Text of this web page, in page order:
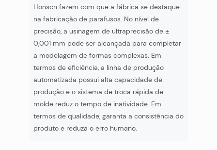
Honscn fazem com que a fábrica se destaque
na fabricação de parafusos. No nível de
precisão, a usinagem de ultraprecisão de ±
0,001 mm pode ser alcançada para completar
a modelagem de formas complexas. Em
termos de eficiência, a linha de produção
automatizada possui alta capacidade de
produção e o sistema de troca rápida de
molde reduz o tempo de inatividade. Em
termos de qualidade, garanta a consistência do
produto e reduza o erro humano.